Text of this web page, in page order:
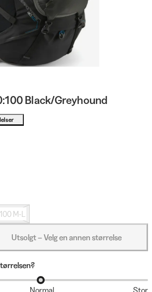
Black/Greyhound
M-L
Utsolgt – Velg en annen størrelse
Normal Stor